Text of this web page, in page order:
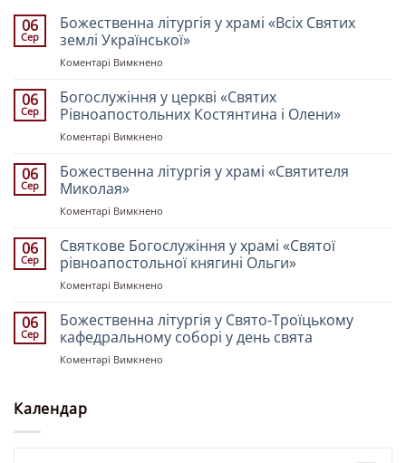
06
Сер
Божественна літургія у храмі «Всіх Святих
землі Української»
Коментарі Вимкнено
літургія
у
храмі
землі
Української»
06
Сер
Богослужіння у церкві «Святих
Рівноапостольних Костянтина і Олени»
Коментарі Вимкнено
у
церкві
і
Олени»
06
Сер
Божественна літургія у храмі «Святителя
Миколая»
Коментарі Вимкнено
літургія
храмі
06
Сер
Святкове Богослужіння у храмі «Святої
рівноапостольної княгині Ольги»
Коментарі Вимкнено
Богослужіння
храмі
06
Сер
Божественна літургія у Свято-Троїцькому
кафедральному соборі у день свята
Коментарі Вимкнено
Календар